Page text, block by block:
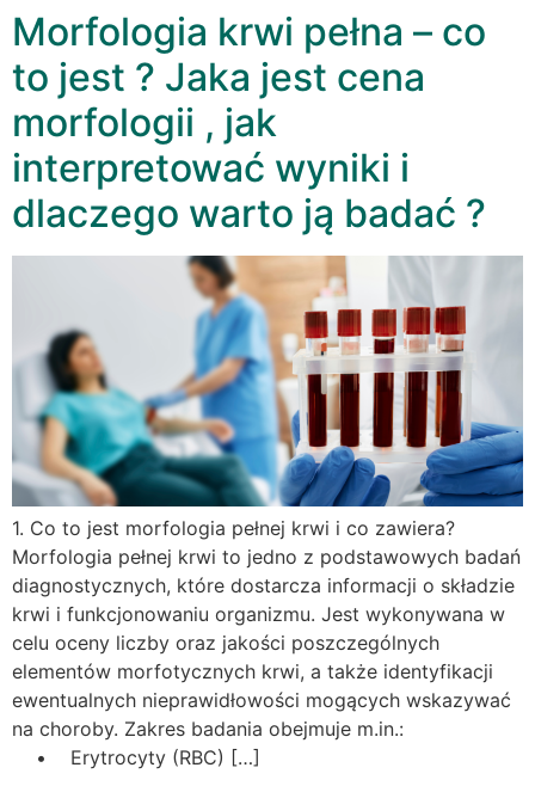
Morfologia krwi pełna – co
to jest ? Jaka jest cena
morfologii , jak
interpretować wyniki i
dlaczego warto ją badać ?
1. Co to jest morfologia pełnej krwi i co zawiera?
Morfologia pełnej krwi to jedno z podstawowych badań
diagnostycznych, które dostarcza informacji o składzie
krwi i funkcjonowaniu organizmu. Jest wykonywana w
celu oceny liczby oraz jakości poszczególnych
elementów morfotycznych krwi, a także identyfikacji
ewentualnych nieprawidłowości mogących wskazywać
na choroby. Zakres badania obejmuje m.in.:
• Erytrocyty (RBC) […]